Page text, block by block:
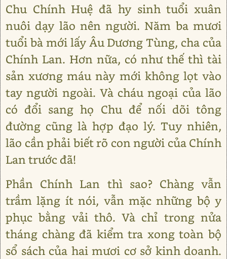
Chu Chính Huệ đã hy sinh tuổi xuân
nuôi dạy lão nên người. Năm ba mươi
tuổi bà mới lấy Âu Dương Tùng, cha của
Chính Lan. Hơn nữa, có như thế thì tài
sản xương máu này mới không lọt vào
tay người ngoài. Và cháu ngoại của lão
có đổi sang họ Chu để nối dõi tông
đường cũng là hợp đạo lý. Tuy nhiên,
lão cần phải biết rõ con người của Chính
Lan trước đã!
Phần Chính Lan thì sao? Chàng vẫn
trầm lặng ít nói, vẫn mặc những bộ y
phục bằng vải thô. Và chỉ trong nửa
tháng chàng đã kiểm tra xong toàn bộ
sổ sách của hai mươi cơ sở kinh doanh.